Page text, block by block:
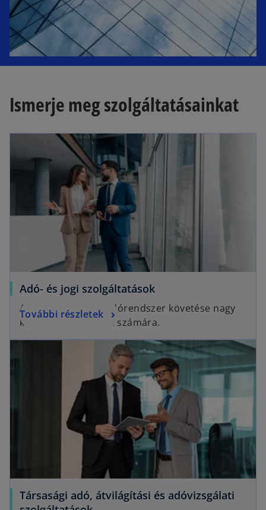
Ismerje meg szolgáltatásainkat
Adó- és jogi szolgáltatások
A gyakran változó adórendszer követése nagy
kihívás a társaságok számára.
További részletek
Társasági adó, átvilágítási és adóvizsgálati